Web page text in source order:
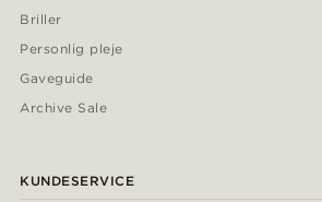
Briller
Personlig pleje
Gaveguide
Archive Sale
KUNDESERVICE